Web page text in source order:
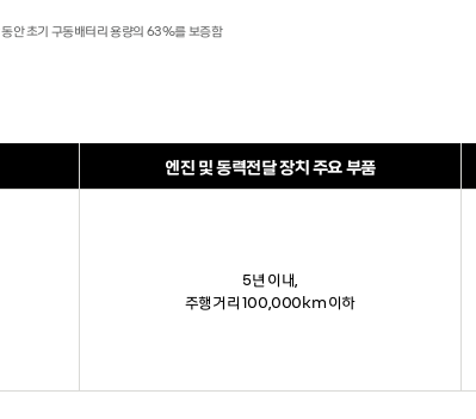
초기 구동배터리 용량의 63%를 보증함
엔진 및 동력전달 장치 주요 부품
5년 이내,
주행거리 100,000km 이하